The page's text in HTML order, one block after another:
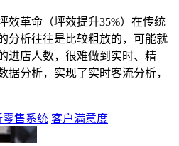
效革命（坪效提升35%）在传统
分析往往是比较粗放的，可能就
进店人数，很难做到实时、精
据分析，实现了实时客流分析，
零售系统 客户满意度